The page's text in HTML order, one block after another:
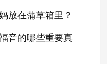
放在蒲草箱里？
音的哪些重要真